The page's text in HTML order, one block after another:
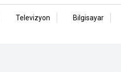
Televizyon Bilgisayar